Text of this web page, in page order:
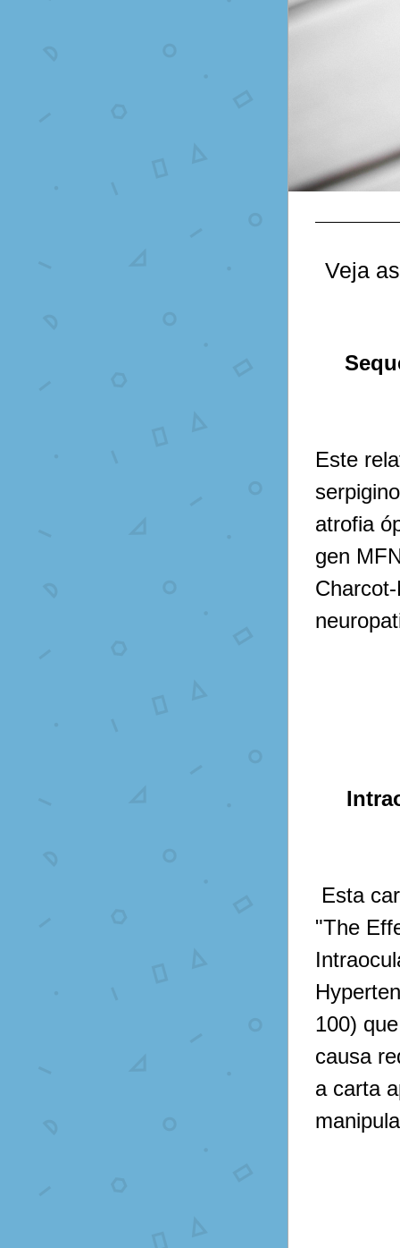
Veja
Este
atrofia
gen
Esta
"The
100)
causa
a carta